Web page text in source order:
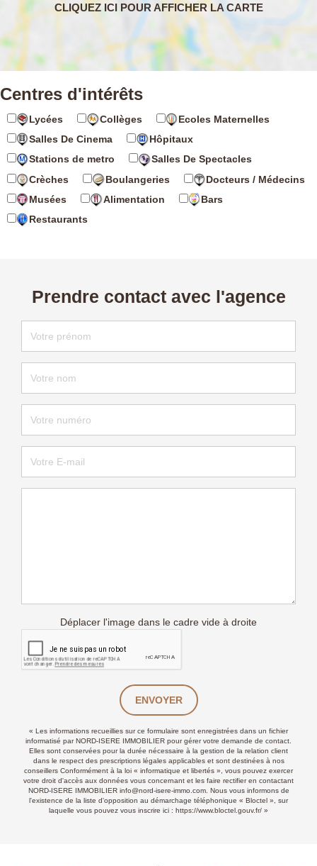
Centres d'intérêts
Lycées Collèges
Ecoles Maternelles
Salles De Cinema
Hôpitaux
Stations de metro
Salles De Spectacles
Crèches
Boulangeries
Docteurs / Médecins
Musées
Alimentation
Bars
Restaurants
Prendre contact avec l'agence
Déplacer l'image dans le cadre vide à droite
ENVOYER
« Les informations recueillies sur ce formulaire sont enregistrées dans un fichier
informatisé par NORD-ISERE IMMOBILIER pour gérer votre demande de contact.
Elles sont conservées pour la durée nécessaire à la gestion de la relation client
dans le respect des prescriptions légales applicables et sont destinées à nos
conseillers Conformément à la loi « informatique et libertés », vous pouvez exercer
votre droit d'accès aux données vous concernant et les faire rectifier en contactant
NORD-ISERE IMMOBILIER info@nord-isere-immo.com. Nous vous informons de
l'existence de la liste d'opposition au démarchage téléphonique « Bloctel », sur
laquelle vous pouvez vous inscrire ici : https://www.bloctel.gouv.fr/ »